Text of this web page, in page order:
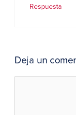
Respuesta
Deja un